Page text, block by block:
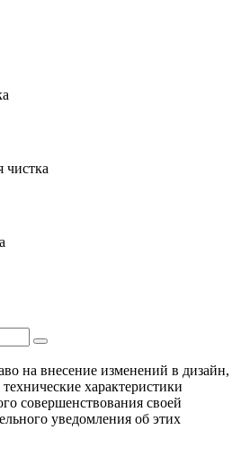
чистка
на внесение изменений в дизайн,
характеристики
совершенствования своей
уведомления об этих